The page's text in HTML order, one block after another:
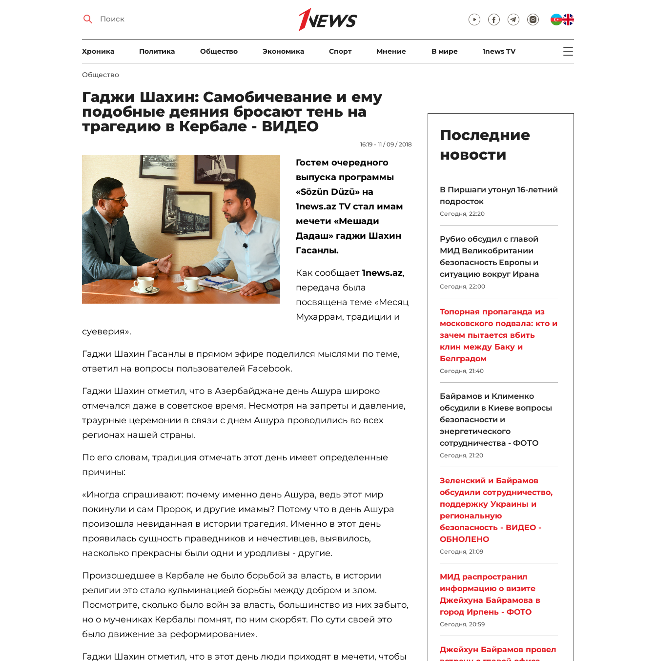
Xроника Политика Общество Экономика Спорт Мнение В мире 1news TV
Общество
Гаджи Шахин: Самобичевание и ему
подобные деяния бросают тень на
трагедию в Кербале - ВИДЕО
16:19 - 11 / 09 / 2018
Гостем очередного
выпуска программы
«Sözün Düzü» на
1news.az TV стал имам
мечети «Мешади
Дадаш» гаджи Шахин
Гасанлы.
Как сообщает 1news.az,
передача была
посвящена теме «Месяц
Мухаррам, традиции и
суеверия».
Гаджи Шахин Гасанлы в прямом эфире поделился мыслями по теме,
ответил на вопросы пользователей Facebook.
Гаджи Шахин отметил, что в Азербайджане день Ашура широко
отмечался даже в советское время. Несмотря на запреты и давление,
траурные церемонии в связи с днем Ашура проводились во всех
регионах нашей страны.
По его словам, традиция отмечать этот день имеет определенные
причины:
«Иногда спрашивают: почему именно день Ашура, ведь этот мир
покинули и сам Пророк, и другие имамы? Потому что в день Ашура
произошла невиданная в истории трагедия. Именно в этот день
проявилась сущность праведников и нечестивцев, выявилось,
насколько прекрасны были одни и уродливы - другие.
Произошедшее в Кербале не было борьбой за власть, в истории
религии это стало кульминацией борьбы между добром и злом.
Посмотрите, сколько было войн за власть, большинство из них забыто,
но о мучениках Кербалы помнят, по ним скорбят. По сути своей это
было движение за реформирование».
Гаджи Шахин отметил, что в этот день люди приходят в мечети, чтобы
Последние
новости
В Пиршаги утонул 16-летний
подросток
Сегодня, 22:20
Рубио обсудил с главой
МИД Великобритании
безопасность Европы и
ситуацию вокруг Ирана
Сегодня, 22:00
Топорная пропаганда из
московского подвала: кто и
зачем пытается вбить
клин между Баку и
Белградом
Сегодня, 21:40
Байрамов и Клименко
обсудили в Киеве вопросы
безопасности и
энергетического
сотрудничества - ФОТО
Сегодня, 21:20
Зеленский и Байрамов
обсудили сотрудничество,
поддержку Украины и
региональную
безопасность - ВИДЕО -
ОБНОЛЕНО
Сегодня, 21:09
МИД распространил
информацию о визите
Джейхуна Байрамова в
город Ирпень - ФОТО
Сегодня, 20:59
Джейхун Байрамов провел